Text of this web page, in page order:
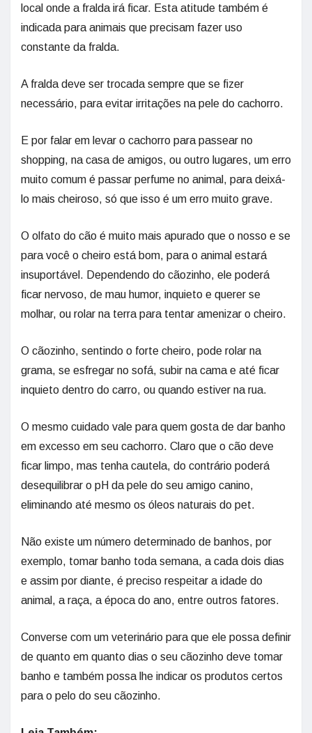
local onde a fralda irá ficar. Esta atitude também é
indicada para animais que precisam fazer uso
constante da fralda.
A fralda deve ser trocada sempre que se fizer
necessário, para evitar irritações na pele do cachorro.
E por falar em levar o cachorro para passear no
shopping, na casa de amigos, ou outro lugares, um erro
muito comum é passar perfume no animal, para deixá-
lo mais cheiroso, só que isso é um erro muito grave.
O olfato do cão é muito mais apurado que o nosso e se
para você o cheiro está bom, para o animal estará
insuportável. Dependendo do cãozinho, ele poderá
ficar nervoso, de mau humor, inquieto e querer se
molhar, ou rolar na terra para tentar amenizar o cheiro.
O cãozinho, sentindo o forte cheiro, pode rolar na
grama, se esfregar no sofá, subir na cama e até ficar
inquieto dentro do carro, ou quando estiver na rua.
O mesmo cuidado vale para quem gosta de dar banho
em excesso em seu cachorro. Claro que o cão deve
ficar limpo, mas tenha cautela, do contrário poderá
desequilibrar o pH da pele do seu amigo canino,
eliminando até mesmo os óleos naturais do pet.
Não existe um número determinado de banhos, por
exemplo, tomar banho toda semana, a cada dois dias
e assim por diante, é preciso respeitar a idade do
animal, a raça, a época do ano, entre outros fatores.
Converse com um veterinário para que ele possa definir
de quanto em quanto dias o seu cãozinho deve tomar
banho e também possa lhe indicar os produtos certos
para o pelo do seu cãozinho.